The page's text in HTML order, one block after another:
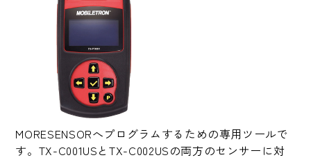
MORESENSORへプログラムするための専用ツールで
す。TX-C001USとTX-C002USの両方のセンサーに対